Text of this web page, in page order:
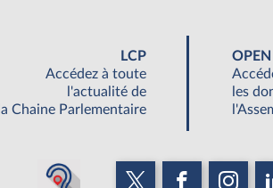
LCP
Accédez à toute
l'actualité de
la Chaine Parlementaire
les